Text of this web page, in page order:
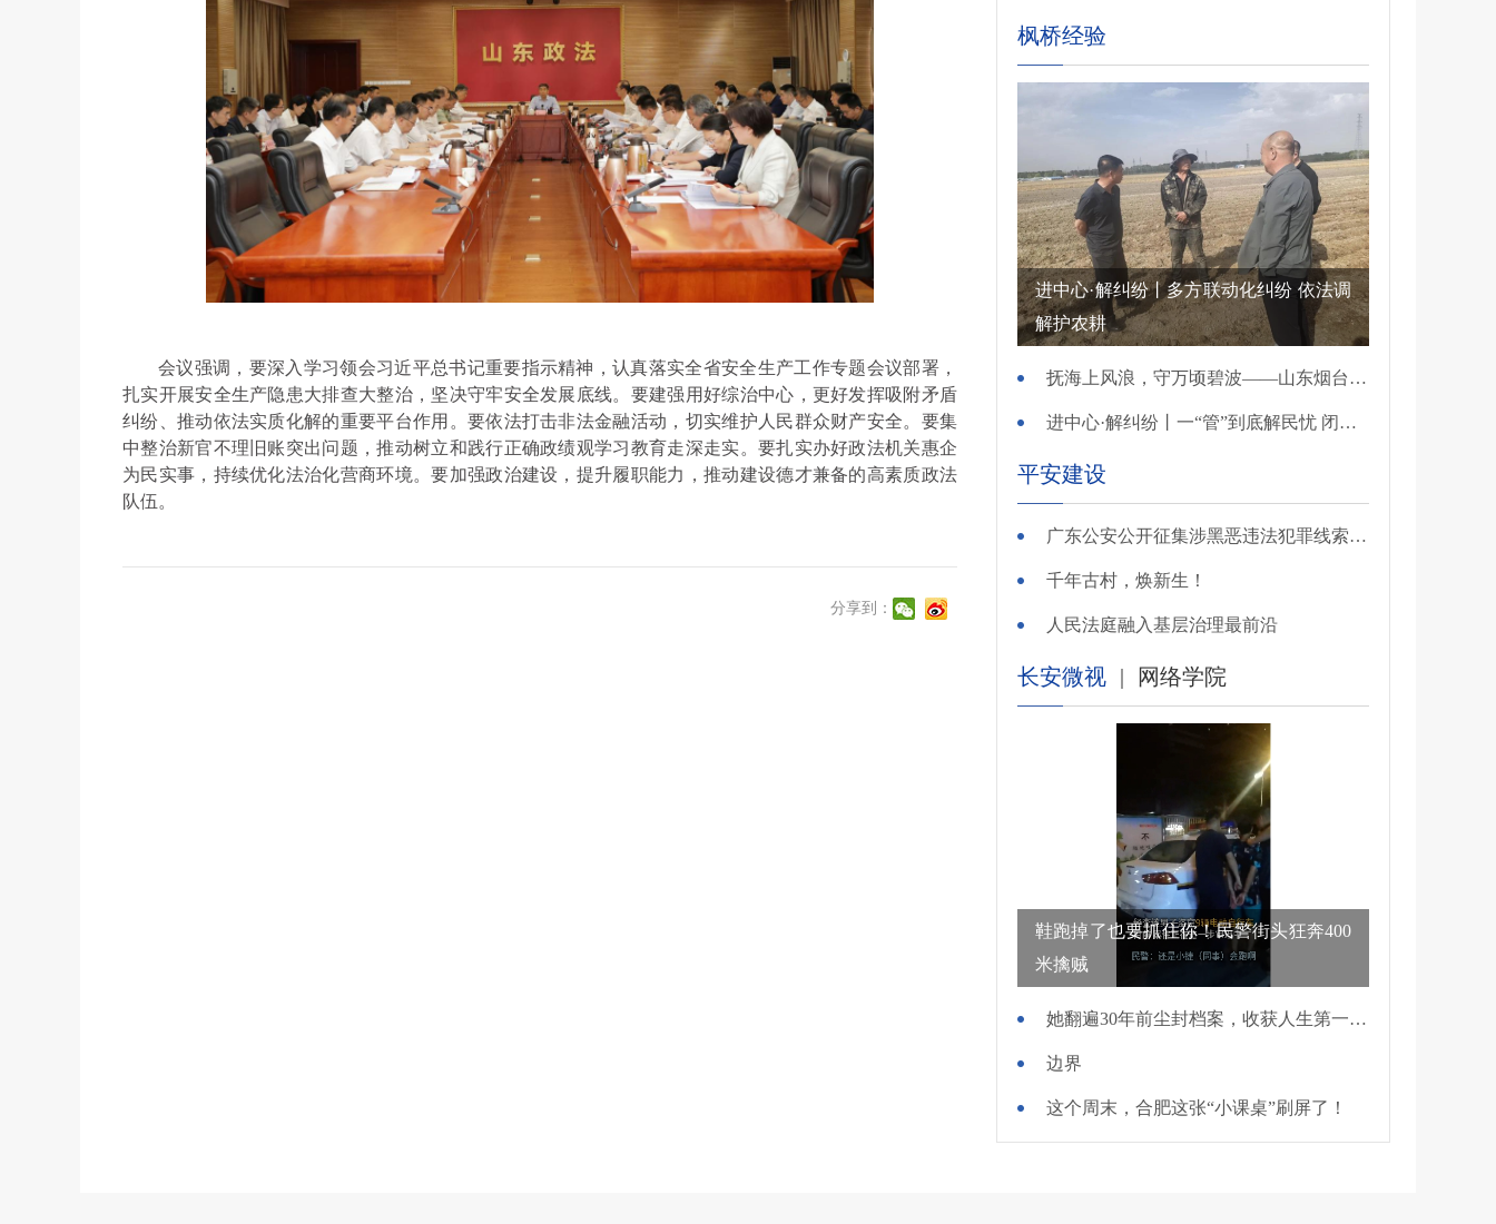
会议强调，要深入学习领会习近平总书记重要指示精神，认真落实全省安全生产工作专题会议部署，
扎实开展安全生产隐患大排查大整治，坚决守牢安全发展底线。要建强用好综治中心，更好发挥吸附矛盾
纠纷、推动依法实质化解的重要平台作用。要依法打击非法金融活动，切实维护人民群众财产安全。要集
中整治新官不理旧账突出问题，推动树立和践行正确政绩观学习教育走深走实。要扎实办好政法机关惠企
为民实事，持续优化法治化营商环境。要加强政治建设，提升履职能力，推动建设德才兼备的高素质政法
队伍。
分享到：
枫桥经验
进中心·解纠纷丨多方联动化纠纷 依法调
解护农耕
抚海上风浪，守万顷碧波——山东烟台把矛盾化解在微澜未起时
进中心·解纠纷丨一“管”到底解民忧 闭环调处化纠纷
平安建设
广东公安公开征集涉黑恶违法犯罪线索，26个举报电话公布
千年古村，焕新生！
人民法庭融入基层治理最前沿
长安微视 | 网络学院
鞋跑掉了也要抓住你！民警街头狂奔400
米擒贼
她翻遍30年前尘封档案，收获人生第一面锦旗
边界
这个周末，合肥这张“小课桌”刷屏了！